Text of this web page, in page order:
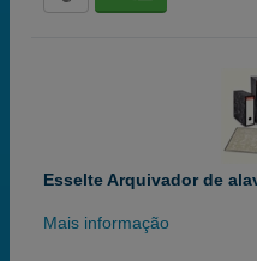
Esselte Arquivador de
Mais informação